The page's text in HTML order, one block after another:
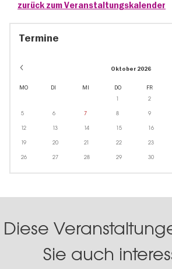
zurück zum Veranstaltungskalender
Termine
Oktober 2026
MO DI MI DO FR
1 2
5 6 7 8 9
12 13 14 15 16
19 20 21 22 23
26 27 28 29 30
Diese
Sie auch